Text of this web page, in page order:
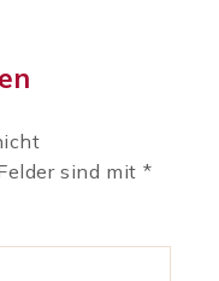
sind mit *